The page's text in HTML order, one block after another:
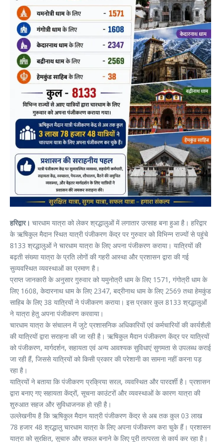
हरिद्वार। चारधाम यात्रा को लेकर श्रद्धालुओं में लगातार उत्साह बना हुआ है। हरिद्वार
के ऋषिकुल मैदान स्थित यात्री पंजीकरण केंद्र पर गुरुवार को विभिन्न राज्यों से पहुंचे
8133 श्रद्धालुओं ने चारधाम यात्रा के लिए अपना पंजीकरण कराया। यात्रियों की
बढ़ती संख्या यात्रा के प्रति लोगों की गहरी आस्था और प्रशासन द्वारा की गई
सुव्यवस्थित व्यवस्थाओं का प्रमाण है।
प्राप्त जानकारी के अनुसार गुरुवार को यमुनोत्री धाम के लिए 1571, गंगोत्री धाम के
लिए 1608, केदारनाथ धाम के लिए 2347, बद्रीनाथ धाम के लिए 2569 तथा हेमकुंड
साहिब के लिए 38 यात्रियों ने पंजीकरण कराया। इस प्रकार कुल 8133 श्रद्धालुओं
ने यात्रा हेतु अपना पंजीकरण करवाया।
चारधाम यात्रा के संचालन में जुटे प्रशासनिक अधिकारियों एवं कर्मचारियों की कार्यशैली
की यात्रियों द्वारा सराहना की जा रही है। ऋषिकुल मैदान पंजीकरण केंद्र पर यात्रियों
को पंजीकरण, मार्गदर्शन, सहायता एवं अन्य आवश्यक सुविधाएं सुगमता से उपलब्ध कराई
जा रही हैं, जिससे यात्रियों को किसी प्रकार की परेशानी का सामना नहीं करना पड़
रहा है।
यात्रियों ने बताया कि पंजीकरण प्रक्रिया सरल, व्यवस्थित और पारदर्शी है। प्रशासन
द्वारा बनाए गए सहायता केंद्रों, सूचना काउंटरों और व्यवस्थाओं के कारण यात्रा की
शुरुआत सहज और सुविधाजनक हो रही है।
उल्लेखनीय है कि ऋषिकुल मैदान यात्री पंजीकरण केंद्र से अब तक कुल 03 लाख
78 हजार 48 श्रद्धालु चारधाम यात्रा के लिए अपना पंजीकरण करा चुके हैं। प्रशासन
यात्रा को सुरक्षित, सुचारु और सफल बनाने के लिए पूरी तत्परता से कार्य कर रहा है।